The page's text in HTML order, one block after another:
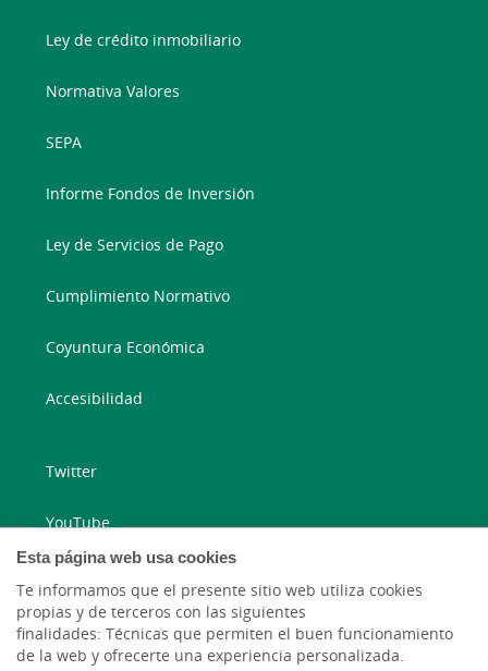
Esta página web usa cookies
Te informamos que el presente sitio web utiliza cookies
propias y de terceros con las siguientes
finalidades: Técnicas que permiten el buen funcionamiento
de la web y ofrecerte una experiencia personalizada.
Ley de crédito inmobiliario
Normativa Valores
SEPA
Informe Fondos de Inversión
Ley de Servicios de Pago
Cumplimiento Normativo
Coyuntura Económica
Accesibilidad
Twitter
YouTube
Blog ruralvía
Blog Joven In